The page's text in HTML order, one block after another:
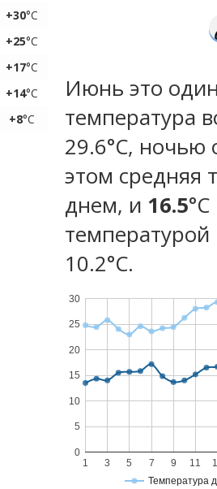
+30°C
+25°C
+17°C
+14°C
+8°C
Июнь это
температура
29.6°C, ночью
этом средняя
днем, и 16.5
температурой
10.2°С.
Температура
1 3 5 7 9 11
0
5
10
15
20
25
30